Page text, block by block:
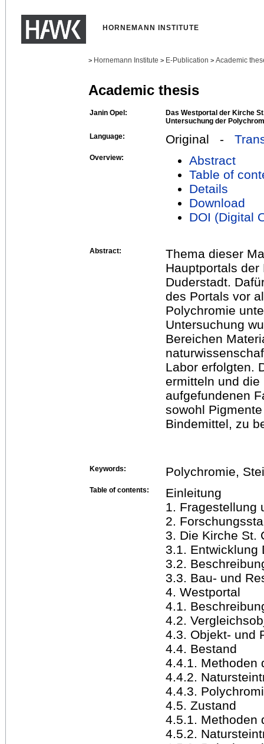
HORNEMANN INSTITUTE
> Hornemann Institute > E-Publication > Academic
Academic thesis
Janin Opel:
Das Westportal der Kirche
Untersuchung der
Language:
Original -
Overview:
Abstract
Table of
Details
Download
DOI (Digital
Abstract:
Thema dieser
Hauptportals
Duderstadt.
des Portals vor
Polychromie
Untersuchung
Bereichen
Labor erfolgten.
ermitteln und die
aufgefundenen
sowohl
Bindemittel, zu
Keywords: Polychromie,
Table of contents:
Einleitung
1. Fragestellung
2.
3. Die Kirche St.
3.1. Entwicklung
3.2.
3.3. Bau- und
4. Westportal
4.1.
4.2.
4.3. Objekt- und
4.4. Bestand
4.4.1. Methoden
4.4.2.
4.4.3.
4.5. Zustand
4.5.1. Methoden
4.5.2.